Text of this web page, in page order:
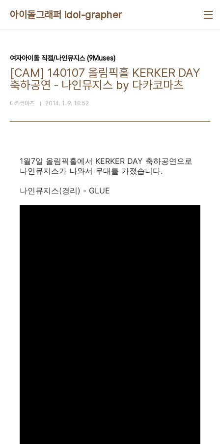
아이돌그래퍼 idol-grapher
여자아이돌 직캠/나인뮤지스 (9Muses)
[CAM] 140107 올림픽홀 KERKER DAY
축하공연 - 나인뮤지스 by 다카코마츠
다카코마츠 2014. 1. 9. 18:52
1월7일 올림픽홀에서 KERKER DAY 축하공연으로
나인뮤지스가 나와서 무대를 가졌습니다.
나인뮤지스(경리) - GLUE